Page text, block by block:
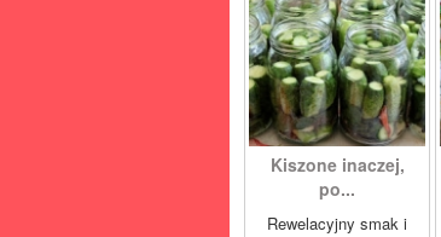
Kiszone inaczej,
po...
Rewelacyjny smak i